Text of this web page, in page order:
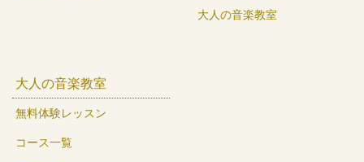
大人の音楽教室
大人の音楽教室
無料体験レッスン
コース一覧